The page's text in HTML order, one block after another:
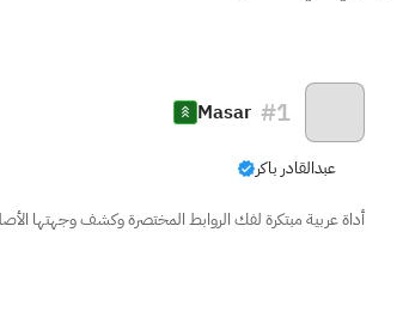
#1
Masar
عبدالقادر باكر
أداة عربية مبتكرة لفك الروابط المختصرة وكشف وجهتها